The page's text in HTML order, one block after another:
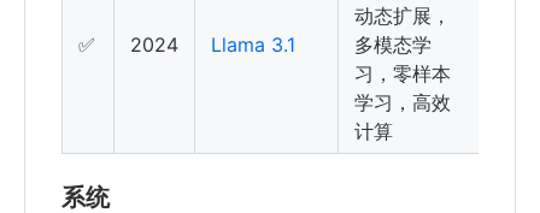
✅ 2024 Llama 3.1
动态扩展，
多模态学
习，零样本
学习，高效
计算
系统